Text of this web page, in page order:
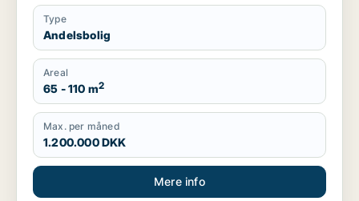
Type
Andelsbolig
Areal
65 - 110 m2
Max. per måned
1.200.000 DKK
Mere info